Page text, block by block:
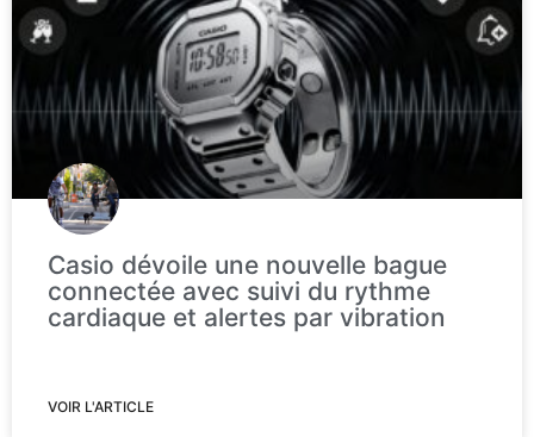
Casio dévoile une nouvelle bague
connectée avec suivi du rythme
cardiaque et alertes par vibration
VOIR L'ARTICLE